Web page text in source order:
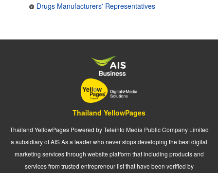
Drugs Manufacturers' Representatives
Thailand YellowPages
Thailand YellowPages Powered by Teleinfo Media Public Company Limited
a subsidiary of AIS As a leader who never stops developing the best digital
marketing services through website platform that including products and
services from trusted entrepreneur list that have been verified by